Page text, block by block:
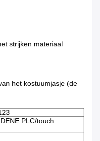
strijken materiaal
het kostuumjasje (de
PLC/touch